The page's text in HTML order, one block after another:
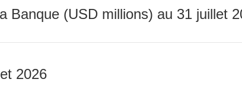
Banque (USD millions) au 31 juillet
2026